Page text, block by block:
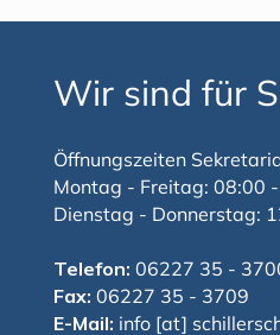
Wir sind für
Öffnungszeiten
Montag - Freitag: 08:00
Dienstag - Donnerstag:
Telefon: 06227 35 -
Fax: 06227 35 - 3709
E-Mail: info [at]